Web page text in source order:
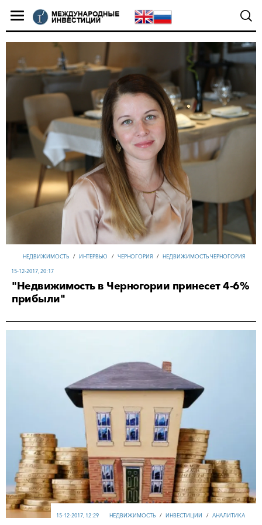
НЕДВИЖИМОСТЬ / ИНТЕРВЬЮ / ЧЕРНОГОРИЯ / НЕДВИЖИМОСТЬ ЧЕРНОГОРИЯ
15-12-2017, 20:17
"Недвижимость в Черногории принесет 4-6%
прибыли"
НЕДВИЖИМОСТЬ / ИНВЕСТИЦИИ / АНАЛИТИКА
15-12-2017, 12:29